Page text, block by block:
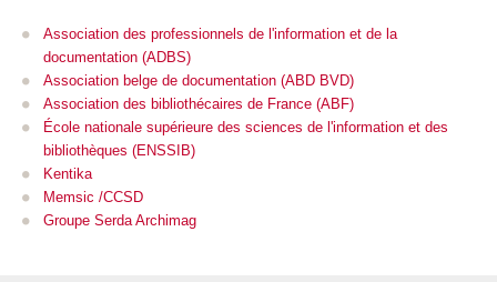
Association des professionnels de l'information et de la
documentation (ADBS)
Association belge de documentation (ABD BVD)
Association des bibliothécaires de France (ABF)
École nationale supérieure des sciences de l'information et des
bibliothèques (ENSSIB)
Kentika
Memsic /CCSD
Groupe Serda Archimag